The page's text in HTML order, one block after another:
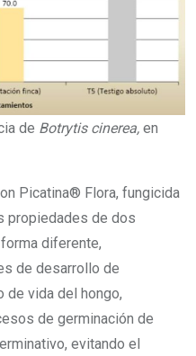
de Botrytis cinerea, en
Picatina® Flora, fungicida
propiedades de dos
diferente,
de desarrollo de
de vida del hongo,
de germinación de
evitando el